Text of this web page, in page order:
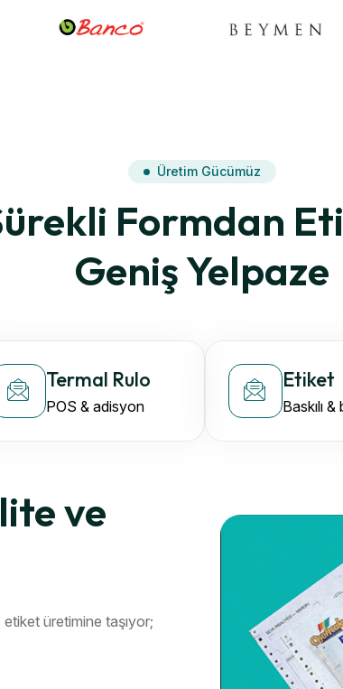
Üretim Gücümüz
Formdan
Geniş Yelpaze
Termal Rulo
POS & adisyon
Etiket
Baskılı &
ve
üretimine taşıyor;